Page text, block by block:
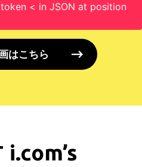
< in JSON at position
はこちら